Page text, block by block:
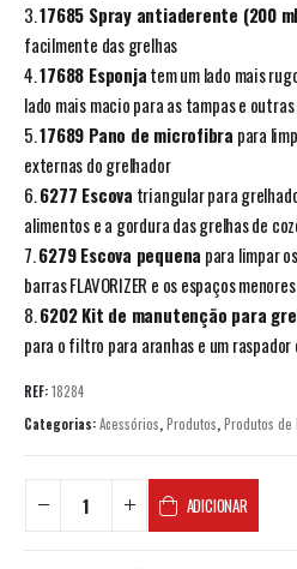
3.17685 Spray antiaderente (200
facilmente das grelhas
4.17688 Esponjatem um lado mais
lado mais macio para as tampas e
5.17689 Pano de microfibra para
externas do grelhador
6.6277 Escova triangular para
alimentos e a gordura das grelhas de
7.6279 Escova pequena para limpar
barras FLAVORIZER e os espaços menores
8.6202 Kit de manutenção para
para o filtro para aranhas e um raspador
REF:18284
Categorias:Acessórios,Produtos,Produtos de
ADICIONAR